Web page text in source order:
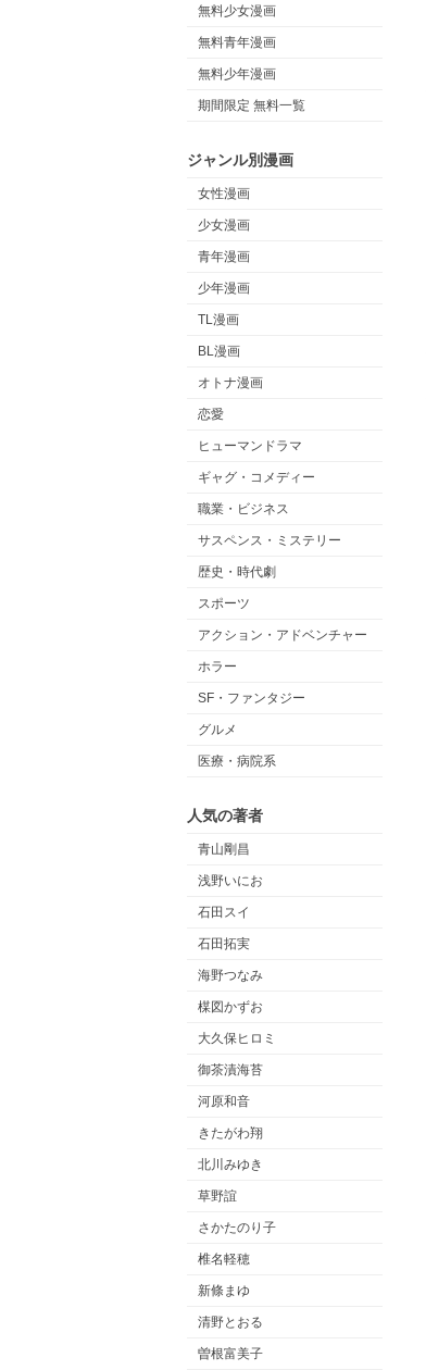
無料少女漫画
無料青年漫画
無料少年漫画
期間限定 無料一覧
ジャンル別漫画
女性漫画
少女漫画
青年漫画
少年漫画
TL漫画
BL漫画
オトナ漫画
恋愛
ヒューマンドラマ
ギャグ・コメディー
職業・ビジネス
サスペンス・ミステリー
歴史・時代劇
スポーツ
アクション・アドベンチャー
ホラー
SF・ファンタジー
グルメ
医療・病院系
人気の著者
青山剛昌
浅野いにお
石田スイ
石田拓実
海野つなみ
楳図かずお
大久保ヒロミ
御茶漬海苔
河原和音
きたがわ翔
北川みゆき
草野誼
さかたのり子
椎名軽穂
新條まゆ
清野とおる
曽根富美子